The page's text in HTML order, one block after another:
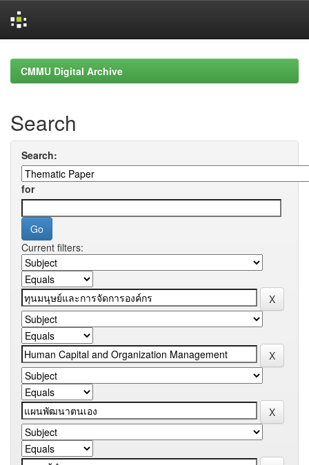
navigationCMMU Digital Archive
Search
Search:
for
Current filters: